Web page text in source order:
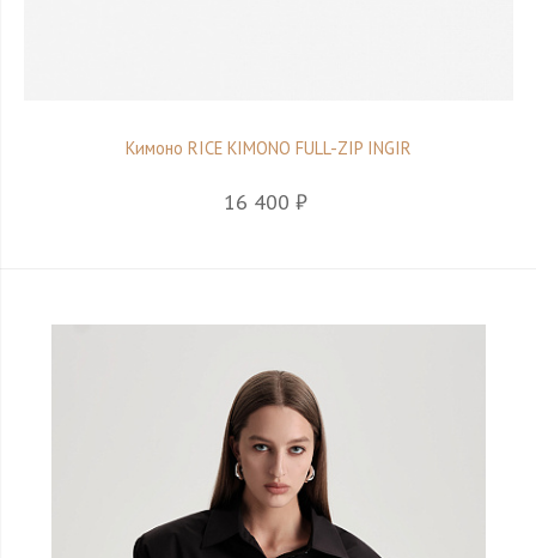
Кимоно RICE KIMONO FULL-ZIP INGIR
16 400 ₽